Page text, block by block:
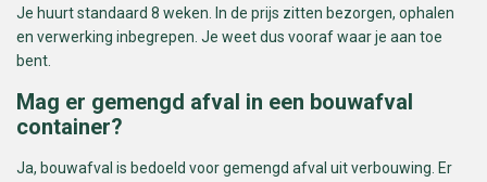
Je huurt standaard 8 weken. In de prijs zitten bezorgen, ophalen
en verwerking inbegrepen. Je weet dus vooraf waar je aan toe
bent.
Mag er gemengd afval in een bouwafval
container?
Ja, bouwafval is bedoeld voor gemengd afval uit verbouwing. Er